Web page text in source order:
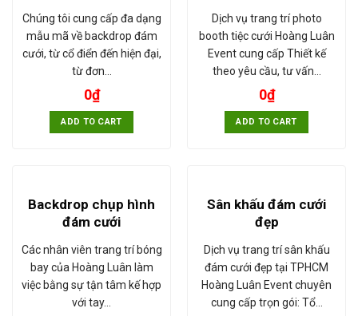
Chúng tôi cung cấp đa dạng
mẫu mã về backdrop đám
cưới, từ cổ điển đến hiện đại,
từ đơn…
0₫
ADD TO CART
Dịch vụ trang trí photo
booth tiệc cưới Hoàng Luân
Event cung cấp Thiết kế
theo yêu cầu, tư vấn…
0₫
ADD TO CART
Backdrop chụp hình
đám cưới
Các nhân viên trang trí bóng
bay của Hoàng Luân làm
việc bằng sự tận tâm kế hợp
với tay…
Sân khấu đám cưới
đẹp
Dịch vụ trang trí sân khấu
đám cưới đẹp tại TPHCM
Hoàng Luân Event chuyên
cung cấp trọn gói: Tổ…